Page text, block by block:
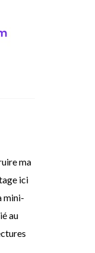
ma
ici
mini-
au